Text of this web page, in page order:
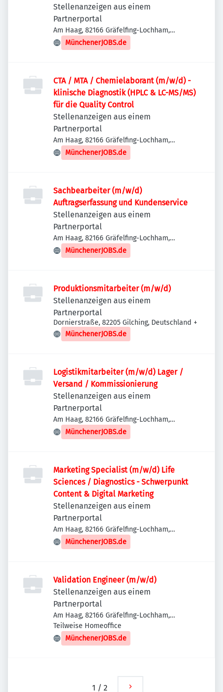
Control
Stellenanzeigen aus einem
Partnerportal
Am Haag, 82166 Gräfelfing-Lochham,
Deutschland
MünchenerJOBS.de
CTA / MTA / Chemielaborant (m/w/d) -
klinische Diagnostik (HPLC & LC-MS/MS)
für die Quality Control
Stellenanzeigen aus einem
Partnerportal
Am Haag, 82166 Gräfelfing-Lochham,
Deutschland
MünchenerJOBS.de
Sachbearbeiter (m/w/d)
Auftragserfassung und Kundenservice
Stellenanzeigen aus einem
Partnerportal
Am Haag, 82166 Gräfelfing-Lochham,
Deutschland
MünchenerJOBS.de
Produktionsmitarbeiter (m/w/d)
Stellenanzeigen aus einem
Partnerportal
Dornierstraße, 82205 Gilching, Deutschland +
MünchenerJOBS.de
Logistikmitarbeiter (m/w/d) Lager /
Versand / Kommissionierung
Stellenanzeigen aus einem
Partnerportal
Am Haag, 82166 Gräfelfing-Lochham,
Deutschland
MünchenerJOBS.de
Marketing Specialist (m/w/d) Life
Sciences / Diagnostics - Schwerpunkt
Content & Digital Marketing
Stellenanzeigen aus einem
Partnerportal
Am Haag, 82166 Gräfelfing-Lochham,
Deutschland
MünchenerJOBS.de
Validation Engineer (m/w/d)
Stellenanzeigen aus einem
Partnerportal
Am Haag, 82166 Gräfelfing-Lochham,
Deutschland
Teilweise Homeoffice
MünchenerJOBS.de
1 / 2